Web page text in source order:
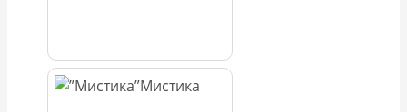
Мистика